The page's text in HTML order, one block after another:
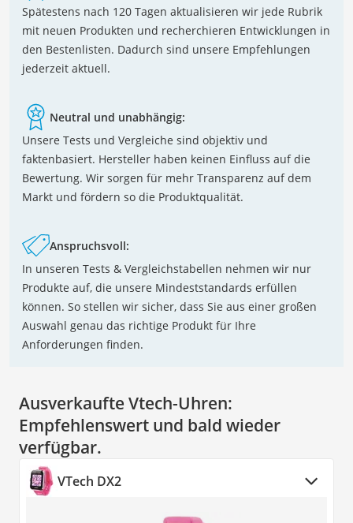
Spätestens nach 120 Tagen aktualisieren wir jede Rubrik
mit neuen Produkten und recherchieren Entwicklungen in
den Bestenlisten. Dadurch sind unsere Empfehlungen
jederzeit aktuell.
Neutral und unabhängig:
Unsere Tests und Vergleiche sind objektiv und
faktenbasiert. Hersteller haben keinen Einfluss auf die
Bewertung. Wir sorgen für mehr Transparenz auf dem
Markt und fördern so die Produktqualität.
Anspruchsvoll:
In unseren Tests & Vergleichstabellen nehmen wir nur
Produkte auf, die unsere Mindeststandards erfüllen
können. So stellen wir sicher, dass Sie aus einer großen
Auswahl genau das richtige Produkt für Ihre
Anforderungen finden.
Ausverkaufte Vtech-Uhren:
Empfehlenswert und bald wieder
verfügbar.
VTech DX2